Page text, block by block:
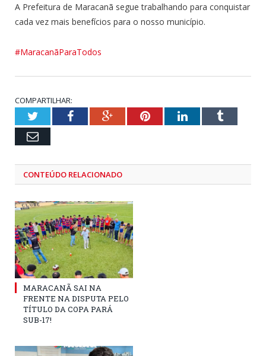
A Prefeitura de Maracanã segue trabalhando para conquistar
cada vez mais benefícios para o nosso município.
#MaracanãParaTodos
COMPARTILHAR:
TwitterFacebookGoogle+PinterestLinkedInTumblr
Email
CONTEÚDO RELACIONADO
MARACANÃ SAI NA
FRENTE NA DISPUTA PELO
TÍTULO DA COPA PARÁ
SUB-17!